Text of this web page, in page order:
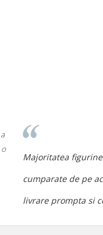
Majoritatea
cumparate de pe
livrare prompta si